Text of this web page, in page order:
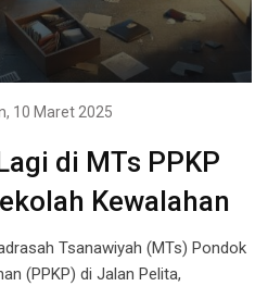
10 Maret 2025
di MTs PPKP
Kewalahan
Tsanawiyah (MTs) Pondok
(PPKP) di Jalan Pelita,